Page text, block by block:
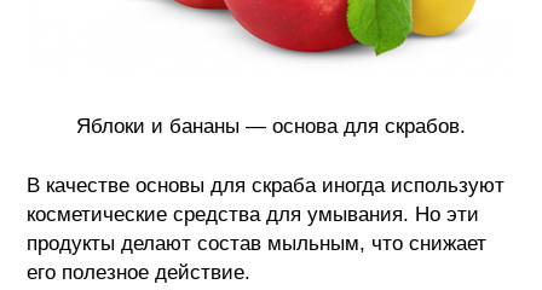
Яблоки и бананы — основа для скрабов.
В качестве основы для скраба иногда используют
косметические средства для умывания. Но эти
продукты делают состав мыльным, что снижает
его полезное действие.